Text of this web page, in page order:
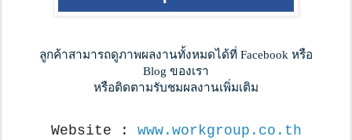
ลูกค้าสามารถดูภาพผลงานทั้งหมดได้ที่ Facebook หรือ
Blog ของเรา
หรือติดตามรับชมผลงานเพิ่มเติม
Website : www.workgroup.co.th